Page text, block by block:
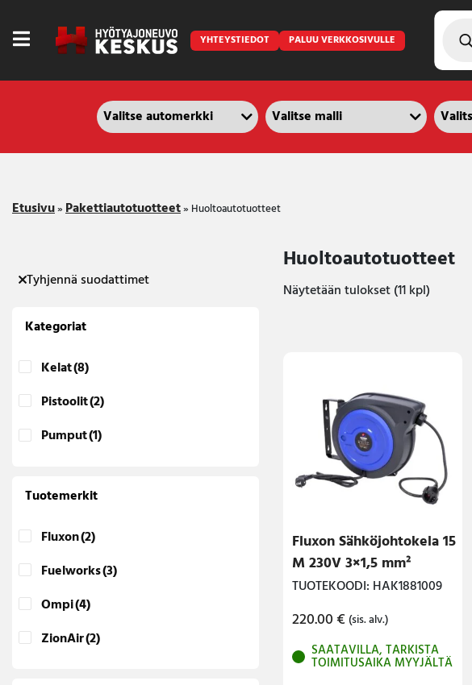
LED lisävalot ja majakat
Outlet
YHTEYSTIEDOT PALUU VERKKOSIVULLE search
Etusivu»Pakettiautotuotteet» Huoltoautotuotteet
Tyhjennä suodattimet
Kategoriat
Kelat(8)
Pistoolit(2)
Pumput(1)
Tuotemerkit
Fluxon(2)
Fuelworks(3)
Ompi(4)
ZionAir(2)
Huoltoautotuotteet
Näytetään tulokset (11 kpl)
Fluxon Sähköjohtokela 15
M 230V 3×1,5 mm²
TUOTEKOODI: HAK1881009
220.00€ (sis. alv.)
SAATAVILLA, TARKISTA
TOIMITUSAIKA MYYJÄLTÄ